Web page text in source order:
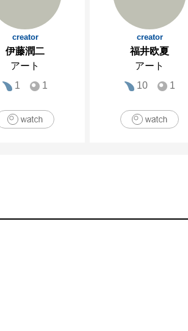
creator
伊藤潤二
アート
1
1
creator
福井欧夏
アート
10
1